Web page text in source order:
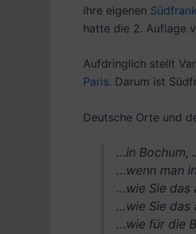
ihre eigenen
hatte die 2. Auflage
Aufdringlich stellt
Paris. Darum ist
Deutsche Orte und
…in Bochum,
…wenn man
…wie Sie das
…wie Sie das
…wie für die